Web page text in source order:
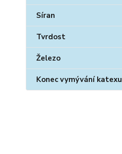
Síran
Tvrdost
Železo
Konec vymývání katexu